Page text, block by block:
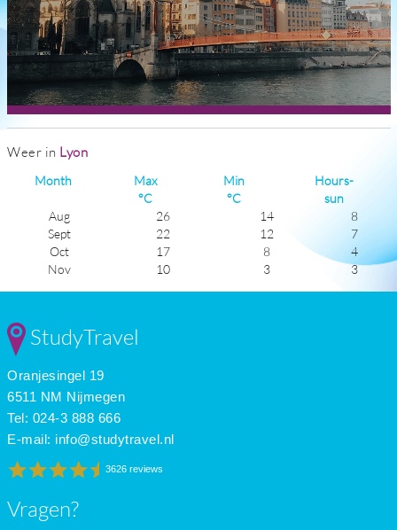
Weer in Lyon
Month
Max
°C
Min
°C
Hours-
sun
Aug
26 14
8
Sept
22 12
7
Oct
17 8
4
Nov
10 3
3
Mar
May
June
July
StudyTravel
Oranjesingel 19
6511 NM Nijmegen
Tel: 024-3 888 666
E-mail: info@studytravel.nl
3626 reviews
Vragen?